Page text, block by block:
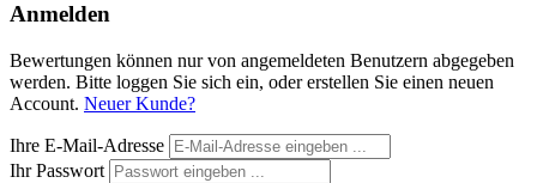
Anmelden
Bewertungen können nur von angemeldeten Benutzern abgegeben
werden. Bitte loggen Sie sich ein, oder erstellen Sie einen neuen
Account. Neuer Kunde?
Ihre E-Mail-Adresse
Ihr Passwort